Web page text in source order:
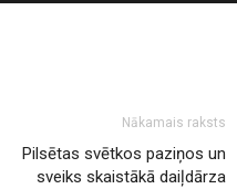
Nākamais raksts
Pilsētas svētkos paziņos un
sveiks skaistākā daiļdārza